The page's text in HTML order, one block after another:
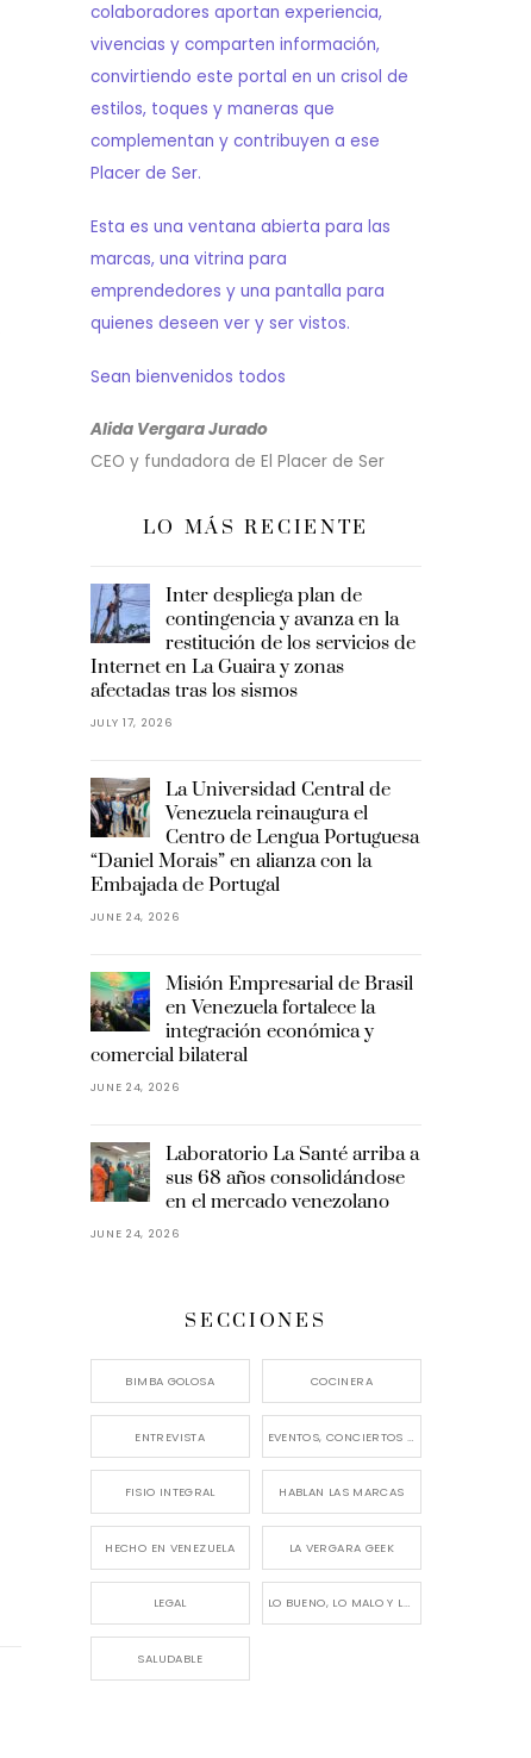
colaboradores aportan experiencia,
vivencias y comparten información,
convirtiendo este portal en un crisol de
estilos, toques y maneras que
complementan y contribuyen a ese
Placer de Ser.
Esta es una ventana abierta para las
marcas, una vitrina para
emprendedores y una pantalla para
quienes deseen ver y ser vistos.
Sean bienvenidos todos
Alida Vergara Jurado
CEO y fundadora de El Placer de Ser
LO MÁS RECIENTE
Inter despliega plan de
contingencia y avanza en la
restitución de los servicios de
Internet en La Guaira y zonas
afectadas tras los sismos
JULY 17, 2026
La Universidad Central de
Venezuela reinaugura el
Centro de Lengua Portuguesa
“Daniel Morais” en alianza con la
Embajada de Portugal
JUNE 24, 2026
Misión Empresarial de Brasil
en Venezuela fortalece la
integración económica y
comercial bilateral
JUNE 24, 2026
Laboratorio La Santé arriba a
sus 68 años consolidándose
en el mercado venezolano
JUNE 24, 2026
SECCIONES
BIMBA GOLOSA COCINERA
ENTREVISTA
FISIO INTEGRAL HABLAN LAS MARCAS
HECHO EN VENEZUELA LA VERGARA GEEK
LEGAL LO BUENO, LO MALO Y LO FEO
SALUDABLE